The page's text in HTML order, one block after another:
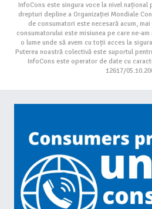
InfoCons este singura voce la nivel național
drepturi depline a Organizației Mondiale
de consumatori este necesară acum,
consumatorului este misiunea pe care ne-
o lume unde să avem cu toții acces la
Puterea noastră colectivă este suportul
InfoCons este operator de date cu
12617/